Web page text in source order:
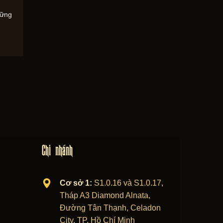
Chi nhánh
Cơ sở 1: S1.0.16 và S1.0.17,
Tháp A3 Diamond Alnata,
Đường Tân Thạnh, Celadon
City, TP. Hồ Chí Minh